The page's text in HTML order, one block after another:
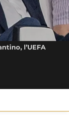
l’UEFA